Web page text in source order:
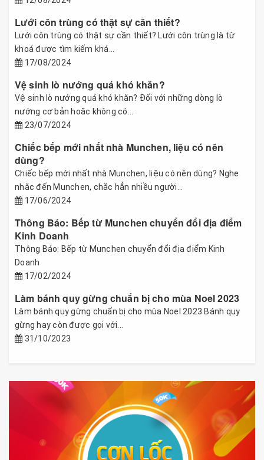
Lưới côn trùng có thật sự cần thiết?
Lưới côn trùng có thật sự cần thiết? Lưới côn trùng là từ
khoá được tìm kiếm khá...
17/08/2024
Vệ sinh lò nướng quá khó khăn?
Vệ sinh lò nướng quá khó khăn? Đối với những dòng lò
nướng cơ bản hoăc không có...
23/07/2024
Chiếc bếp mới nhất nhà Munchen, liệu có nên
dùng?
Chiếc bếp mới nhất nhà Munchen, liệu có nên dùng? Nghe
nhắc đến Munchen, chắc hẳn nhiều người...
17/06/2024
Thông Báo: Bếp từ Munchen chuyển đổi địa điểm
Kinh Doanh
Thông Báo: Bếp từ Munchen chuyển đổi địa điểm Kinh
Doanh
17/02/2024
Làm bánh quy gừng chuẩn bị cho mùa Noel 2023
Làm bánh quy gừng chuẩn bị cho mùa Noel 2023 Bánh quy
gừng hay còn được gọi với...
31/10/2023